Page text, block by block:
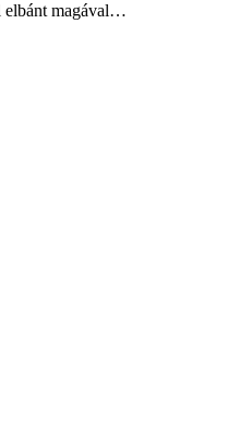
elbánt magával…